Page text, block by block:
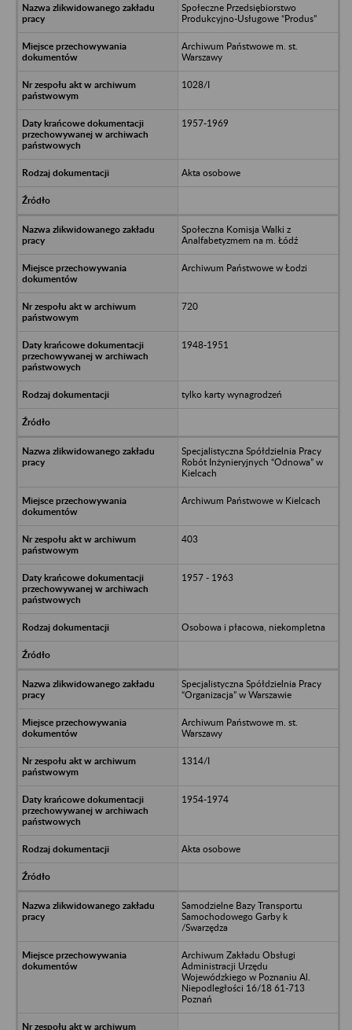
Społeczne Przedsiębiorstwo
Produkcyjno-Usługowe “Produs”
Archiwum Państwowe m. st.
Warszawy
1028/I
1957-1969
Akta osobowe
Społeczna Komisja Walki z
Analfabetyzmem na m. Łódź
Archiwum Państwowe w Łodzi
720
1948-1951
tylko karty wynagrodzeń
Specjalistyczna Spółdzielnia Pracy
Robót Inżynieryjnych “Odnowa” w
Kielcach
Archiwum Państwowe w Kielcach
403
1957 - 1963
Osobowa i płacowa, niekompletna
Specjalistyczna Spółdzielnia Pracy
“Organizacja” w Warszawie
Archiwum Państwowe m. st.
Warszawy
1314/I
1954-1974
Akta osobowe
Samodzielne Bazy Transportu
Samochodowego Garby k
/Swarzędza
Archiwum Zakładu Obsługi
Administracji Urzędu
Wojewódzkiego w Poznaniu Al.
Niepodległości 16/18 61-713
Poznań